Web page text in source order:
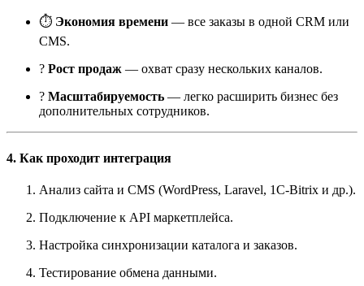
⏱ Экономия времени — все заказы в одной CRM или
CMS.
? Рост продаж — охват сразу нескольких каналов.
? Масштабируемость — легко расширить бизнес без
дополнительных сотрудников.
4. Как проходит интеграция
Анализ сайта и CMS (WordPress, Laravel, 1C-Bitrix и др.).
Подключение к API маркетплейса.
Настройка синхронизации каталога и заказов.
Тестирование обмена данными.